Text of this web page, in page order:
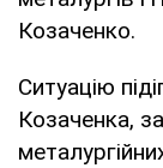
Козаченко.
Ситуацію
Козаченка,